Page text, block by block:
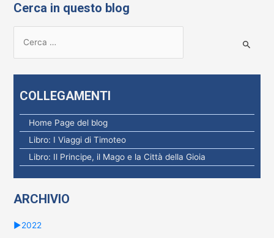
Cerca in questo blog
:
COLLEGAMENTI
Home Page del blog
Libro: I Viaggi di Timoteo
Libro: Il Principe, il Mago e la Città della Gioia
ARCHIVIO
►2022